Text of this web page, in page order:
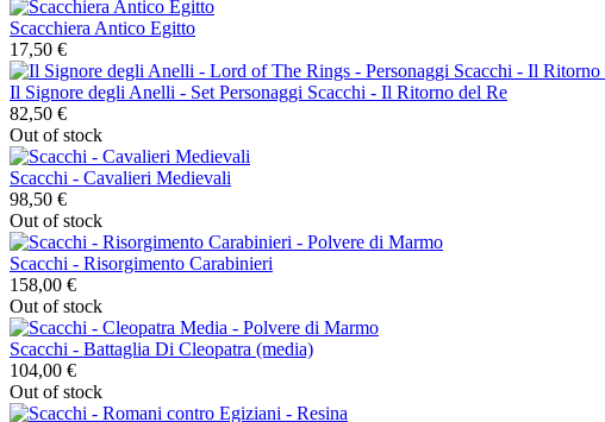
Scacchiera Antico Egitto
17,50 €
Il Signore degli Anelli - Set Personaggi Scacchi - Il Ritorno del Re
82,50 €
Out of stock
Scacchi - Cavalieri Medievali
98,50 €
Out of stock
Scacchi - Risorgimento Carabinieri
158,00 €
Out of stock
Scacchi - Battaglia Di Cleopatra (media)
104,00 €
Out of stock